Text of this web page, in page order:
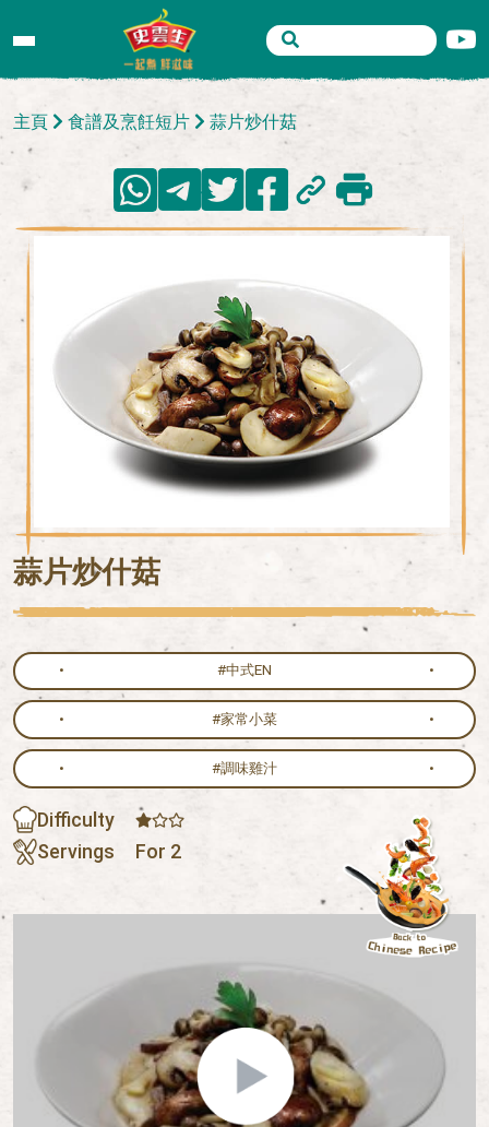
主頁 食譜及烹飪短片 蒜片炒什菇
蒜片炒什菇
#中式EN
#家常小菜
#調味雞汁
Difficulty
Servings
For 2